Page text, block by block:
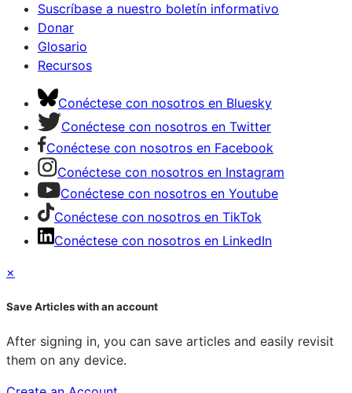
Suscríbase a nuestro boletín informativo
Donar
Glosario
Recursos
Conéctese con nosotros en Bluesky
Conéctese con nosotros en Twitter
Conéctese con nosotros en Facebook
Conéctese con nosotros en Instagram
Conéctese con nosotros en Youtube
Conéctese con nosotros en TikTok
Conéctese con nosotros en LinkedIn
×
Save Articles with an account
After signing in, you can save articles and easily revisit
them on any device.